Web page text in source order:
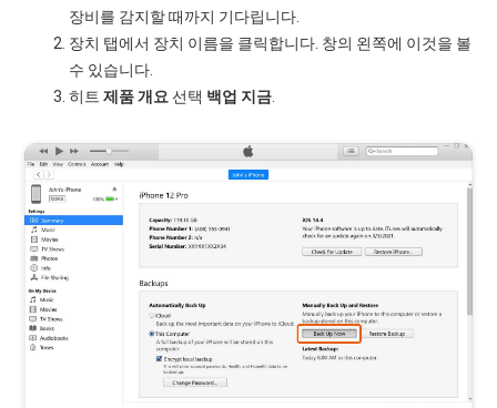
장비를 감지할 때까지 기다립니다.
장치 탭에서 장치 이름을 클릭합니다. 창의 왼쪽에 이것을 볼
수 있습니다.
히트제품 개요 선택 백업 지금